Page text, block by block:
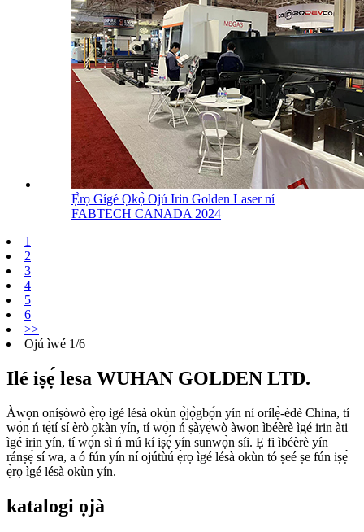
Ẹ̀rọ Gígé Ọkọ̀ Ojú Irin Golden Laser ní
FABTECH CANADA 2024
1
2
3
4
5
6
>>
Ojú ìwé 1/6
Ilé iṣẹ́ lesa WUHAN GOLDEN LTD.
Àwọn oníṣòwò ẹ̀rọ ìgé lésà okùn ọ̀jọ̀gbọ́n yín ní orílẹ̀-èdè China, tí
wọ́n ń tẹ́tí sí èrò ọkàn yín, tí wọ́n ń ṣàyẹ̀wò àwọn ìbéèrè ìgé irin àti
ìgé irin yín, tí wọ́n sì ń mú kí iṣẹ́ yín sunwọ̀n síi. Ẹ fi ìbéèrè yín
ránṣẹ́ sí wa, a ó fún yín ní ojútùú ẹ̀rọ ìgé lésà okùn tó ṣeé ṣe fún iṣẹ́
ẹ̀rọ ìgé lésà okùn yín.
katalogi ọjà